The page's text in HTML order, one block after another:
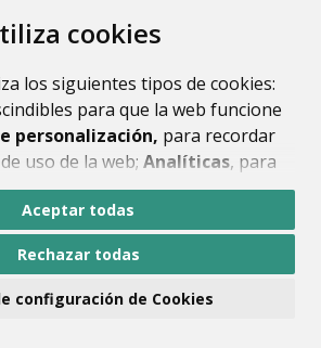
cookies
los siguientes tipos de cookies:
para que la web funcione
personalización, para recordar
uso de la web; Analíticas, para
de la web y sus servicios.
el botón“Aceptar todas”
acepta su uso. Si pulsa el botón
guardarán las cookies técnicas
Aceptar todas
Rechazar todas
configuración de Cookies